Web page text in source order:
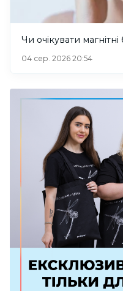
Чи очікувати
04 сер. 2026 20:54